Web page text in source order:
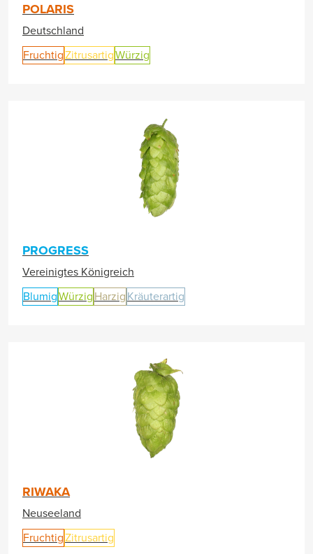
POLARIS
Deutschland
FruchtigZitrusartigWürzig
PROGRESS
Vereinigtes Königreich
BlumigWürzig Harzig Kräuterartig
RIWAKA
Neuseeland
FruchtigZitrusartig